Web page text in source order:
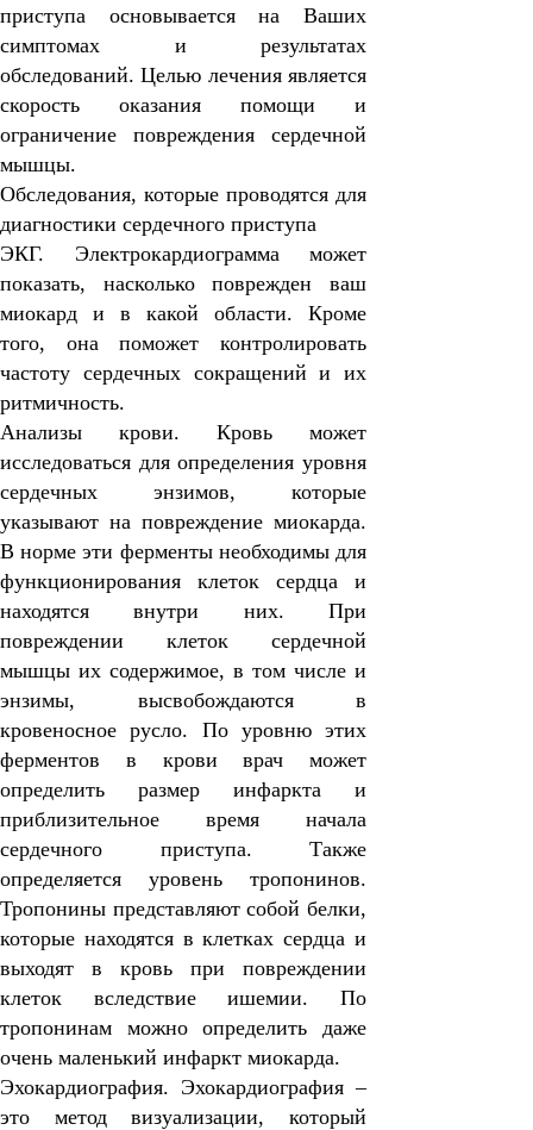
приступа основывается на Ваших
симптомах и результатах
обследований. Целью лечения является
скорость оказания помощи и
ограничение повреждения сердечной
мышцы.
Обследования, которые проводятся для
диагностики сердечного приступа
ЭКГ. Электрокардиограмма может
показать, насколько поврежден ваш
миокард и в какой области. Кроме
того, она поможет контролировать
частоту сердечных сокращений и их
ритмичность.
Анализы крови. Кровь может
исследоваться для определения уровня
сердечных энзимов, которые
указывают на повреждение миокарда.
В норме эти ферменты необходимы для
функционирования клеток сердца и
находятся внутри них. При
повреждении клеток сердечной
мышцы их содержимое, в том числе и
энзимы, высвобождаются в
кровеносное русло. По уровню этих
ферментов в крови врач может
определить размер инфаркта и
приблизительное время начала
сердечного приступа. Также
определяется уровень тропонинов.
Тропонины представляют собой белки,
которые находятся в клетках сердца и
выходят в кровь при повреждении
клеток вследствие ишемии. По
тропонинам можно определить даже
очень маленький инфаркт миокарда.
Эхокардиография. Эхокардиография –
это метод визуализации, который